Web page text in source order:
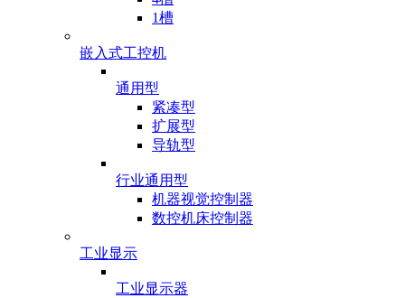
1槽
嵌入式工控机
通用型
紧凑型
扩展型
导轨型
行业通用型
机器视觉控制器
数控机床控制器
工业显示
工业显示器